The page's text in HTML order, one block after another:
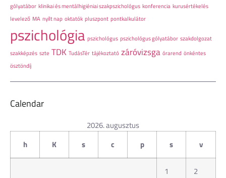
gólyatábor klinikai és mentálhigiéniai szakpszichológus konferencia kurusértékelés
levelező MA nyílt nap oktatók pluszpont pontkalkulátor
pszichológia pszichológus pszichológus gólyatábor szakdolgozat
szakképzés szte TDK TudásTér tájékoztató záróvizsga órarend önkéntes
ösztöndíj
Calendar
2026. augusztus
h
K s c p s v
1 2